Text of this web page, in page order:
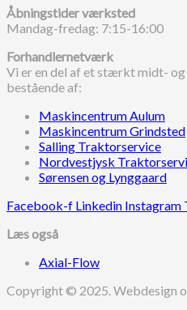
Åbningstider værksted
Mandag-fredag: 7:15-16:00
Forhandlernetværk
Vi er en del af et stærkt midt-
bestående af:
Maskincentrum Aulum
Maskincentrum Grindsted
Salling Traktorservice
Nordvestjysk
Sørensen og Lynggaard
Facebook-f Linkedin Instagram
Læs også
Axial-Flow
Copyright © 2025. Webdesign